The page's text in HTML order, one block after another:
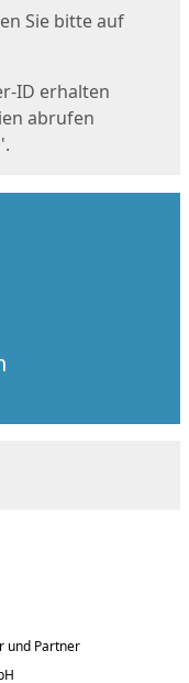
Sie bitte auf
ID erhalten
abrufen
und Partner